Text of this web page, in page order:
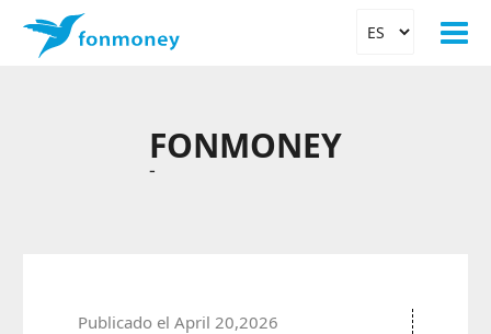
FONMONEY
-
Publicado el April 20,2026